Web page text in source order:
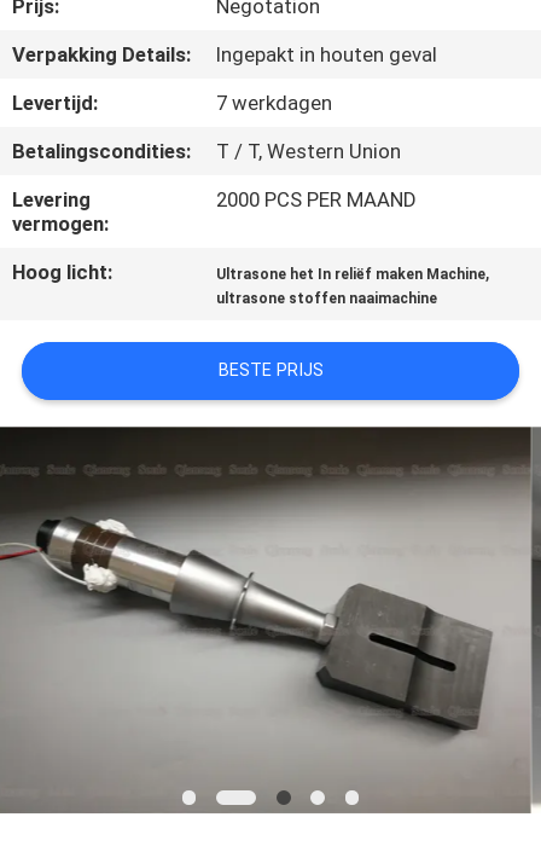
CONTACT
MET
ONS
OP
NIEUWS
GEVALLEN
AANVRAGEN
SITEMAP
PRIVACYBELEID
Prijs:
Negotation
Verpakking Details:
Ingepakt in houten geval
Levertijd:
7 werkdagen
Betalingscondities:
T / T, Western Union
Levering
vermogen:
2000 PCS PER MAAND
Hoog licht: Ultrasone het In reliëf maken Machine,
ultrasone stoffen naaimachine
BESTE PRIJS